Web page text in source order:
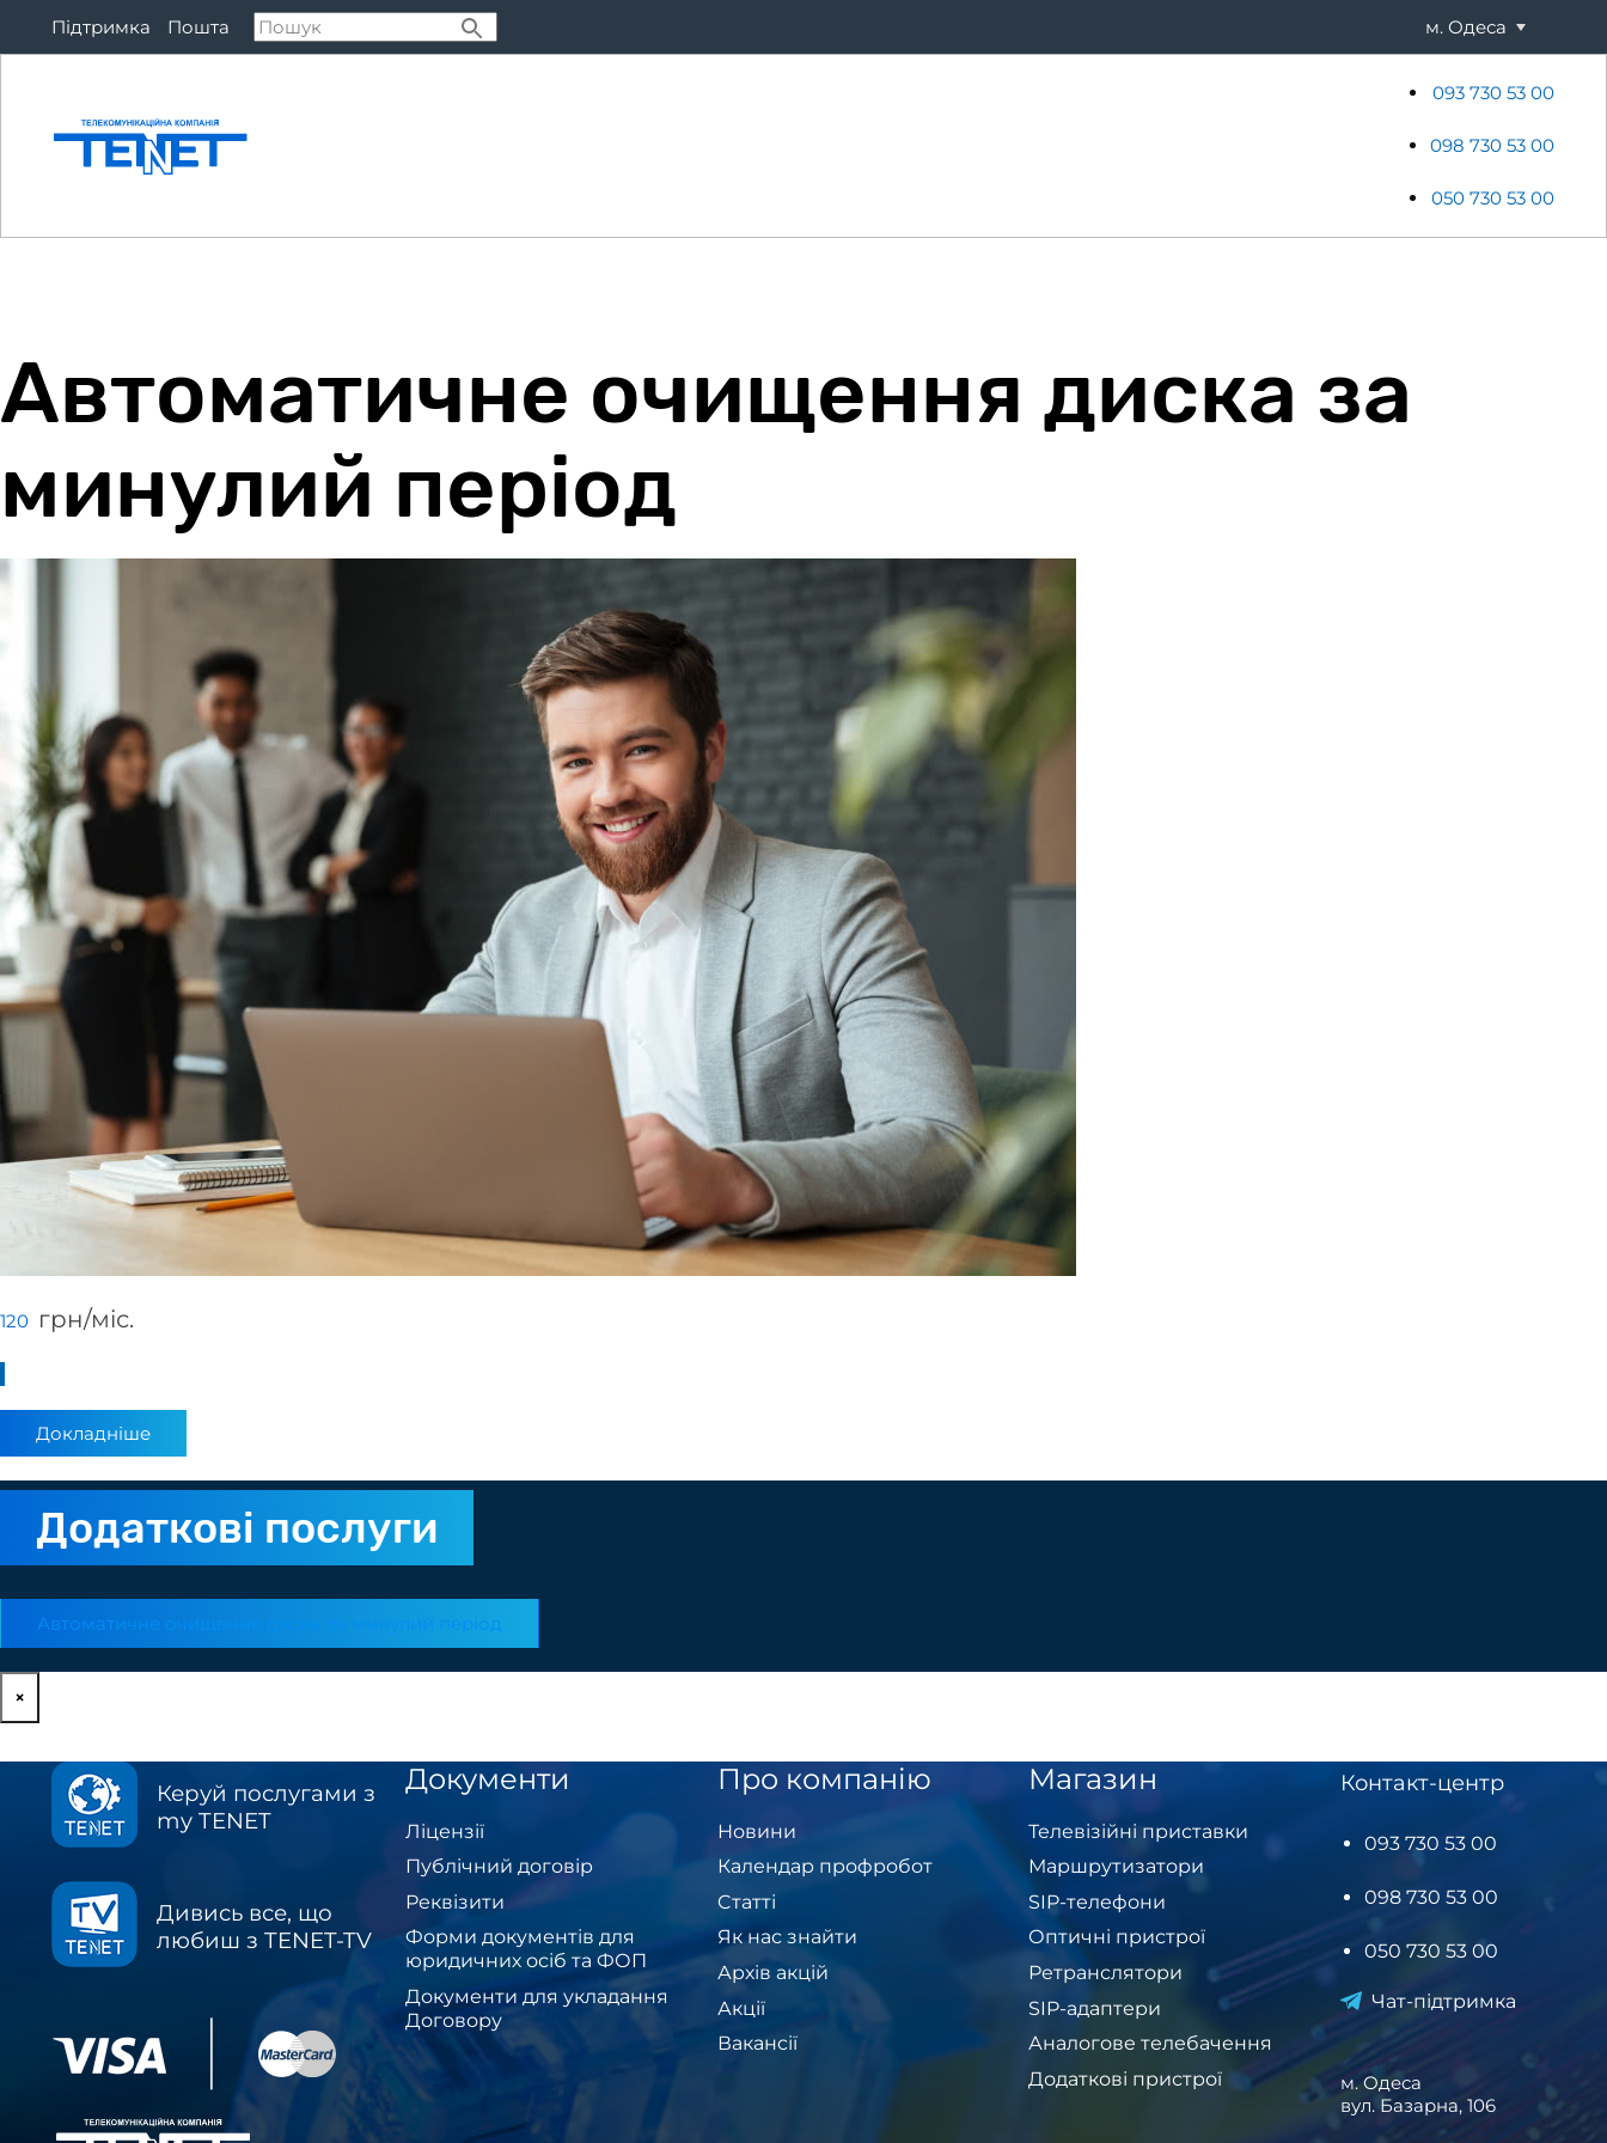
Підтримка Пошта м. Одеса
093 730 53 00
098 730 53 00
050 730 53 00
Автоматичне очищення диска за
минулий період
120 грн/мiс.
Докладніше
Додаткові послуги
Автоматичне очищення диска за минулий період
×
Керуй послугами з
my TENET
Дивись все, що
любиш з TENET-TV
Документи
Ліцензії
Публічний договір
Реквізити
Форми документів для
юридичних осіб та ФОП
Документи для укладання
Договору
Про компанію
Новини
Календар профробот
Cтатті
Як нас знайти
Архів акцій
Акції
Вакансії
Магазин
Телевізійні приставки
Маршрутизатори
SIP-телефони
Оптичні пристрої
Ретранслятори
SIP-адаптери
Аналогове телебачення
Додаткові пристрої
Контакт-центр
093 730 53 00
098 730 53 00
050 730 53 00
Чат-підтримка
м. Одеса
вул. Базарна, 106